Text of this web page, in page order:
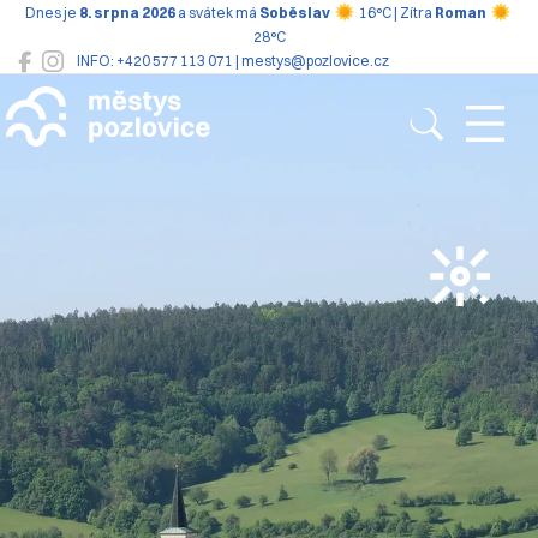
INFO: +420 577 113 071 | mestys@pozlovice.cz
Dnes je 8. srpna 2026 a svátek má Soběslav 16°C | Zítra Roman
28°C
Pozlovice